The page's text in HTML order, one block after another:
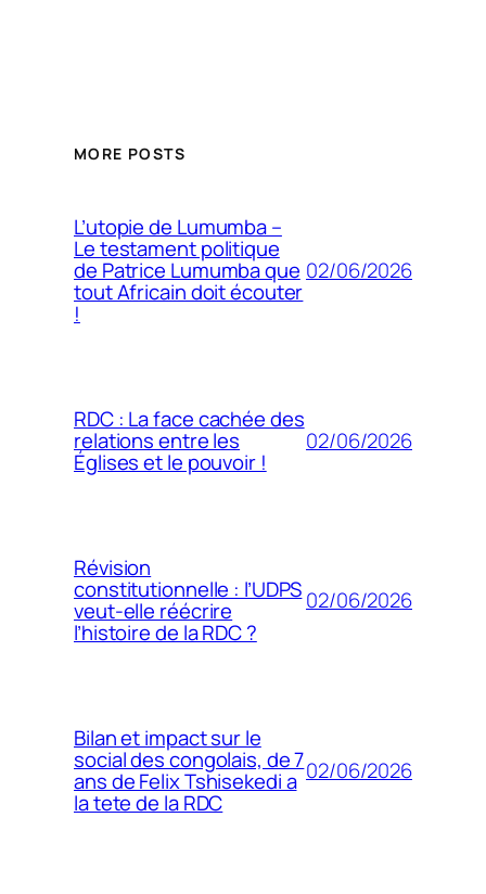
MORE POSTS
L’utopie de Lumumba –
Le testament politique
de Patrice Lumumba que
tout Africain doit écouter
!
02/06/2026
RDC : La face cachée des
relations entre les
Églises et le pouvoir !
02/06/2026
Révision
constitutionnelle : l’UDPS
veut-elle réécrire
l’histoire de la RDC ?
02/06/2026
Bilan et impact sur le
social des congolais, de 7
ans de Felix Tshisekedi a
la tete de la RDC
02/06/2026